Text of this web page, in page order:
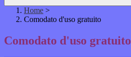
Home >
Comodato d'uso gratuito
Comodato d'uso gratuito